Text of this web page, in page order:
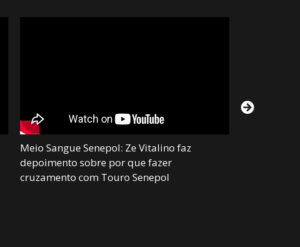
Meio Sangue Senepol: Ze Vitalino faz
depoimento sobre por que fazer
cruzamento com Touro Senepol